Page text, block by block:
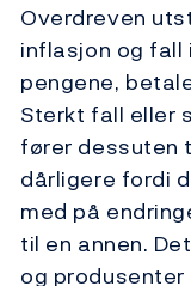
Overdreven
inflasjon og fall
pengene,
Sterkt fall eller
fører dessuten
dårligere fordi
med på
til en annen.
og